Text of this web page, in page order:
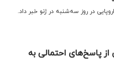
در روز سه‌شنبه در ژنو خبر داد.
پاسخ‌های احتمالی به